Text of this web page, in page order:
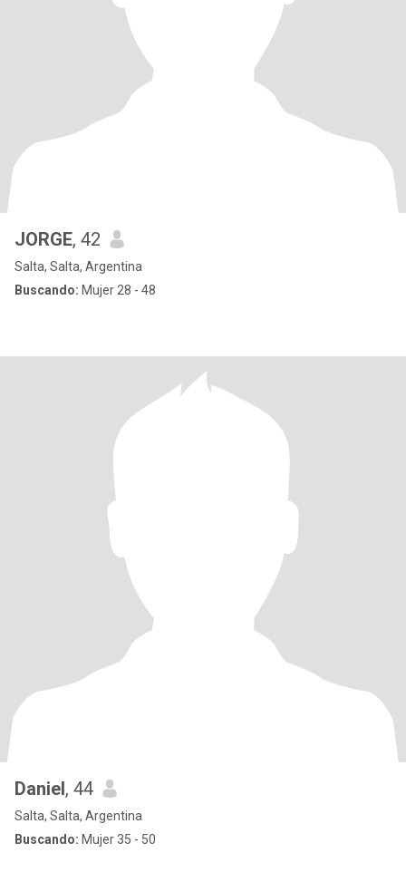
JORGE, 42
Salta, Salta, Argentina
Buscando: Mujer 28 - 48
Daniel, 44
Salta, Salta, Argentina
Buscando: Mujer 35 - 50